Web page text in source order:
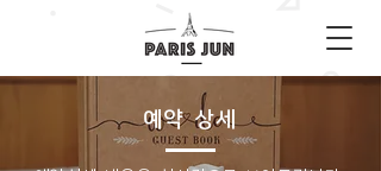
예약 상세